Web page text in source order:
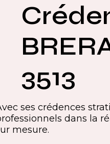
3513
ses crédences
dans la
mesure.